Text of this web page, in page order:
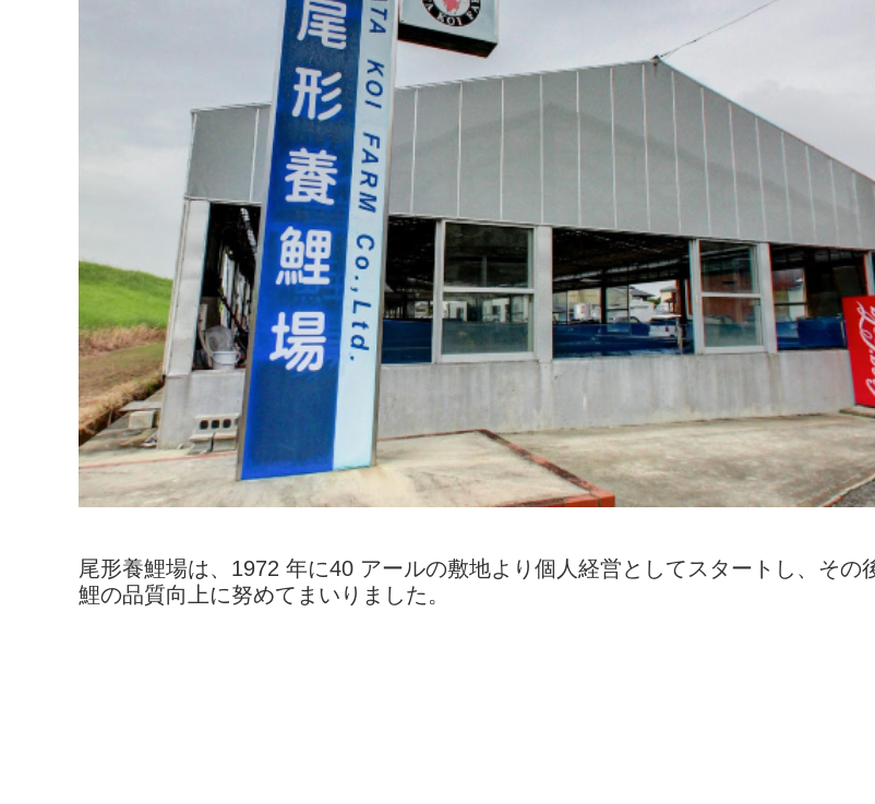
尾形養鯉場は、1972 年に40 アールの敷地より個人経営としてスタートし、その
鯉の品質向上に努めてまいりました。